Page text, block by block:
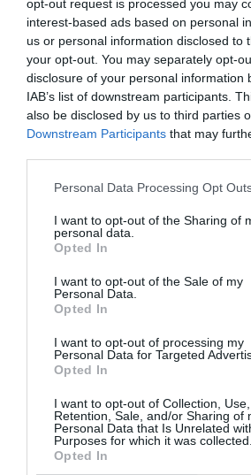
opt-out request is processed you may
interest-based ads based on personal
us or personal information disclosed to
your opt-out. You may separately opt-
disclosure of your personal information
IAB’s list of downstream participants.
also be disclosed by us to third parties
Downstream Participants that may
Personal Data Processing Opt
I want to opt-out of the Sharing of
personal data.
Opted In
I want to opt-out of the Sale of my
Personal Data.
Opted In
I want to opt-out of processing my
Personal Data for Targeted
Opted In
I want to opt-out of Collection, Use,
Retention, Sale, and/or Sharing of
Personal Data that Is Unrelated
Purposes for which it was collected.
Opted In
Ακολουθήστε το Culturenow.gr
μάθετε πρώτοι όλες τις ειδήσεις
Δείτε όλα τα τελευταία νέαγια
Πολιτισμό στοCulturenow.gr
Νέοι Διαγωνισμοί❯
Newsletter
την Τέχνη και τον Πολιτισμό!
Ακολουθήστε το